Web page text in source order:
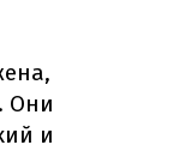
Они
и